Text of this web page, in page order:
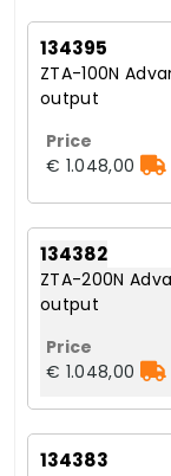
134395
ZTA-100N
output
€ 1.048,00
134382
ZTA-200N
output
€ 1.048,00
134383